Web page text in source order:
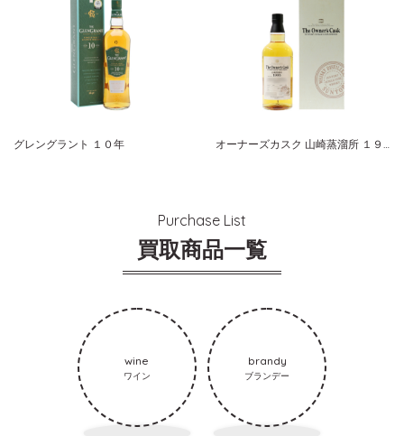
グレングラント １０年 オーナーズカスク 山崎蒸溜所 １９９５-２００７ ホグスヘッド サントリーシングルカスクウイスキー
Purchase List
買取商品一覧
wine
ワイン
brandy
ブランデー